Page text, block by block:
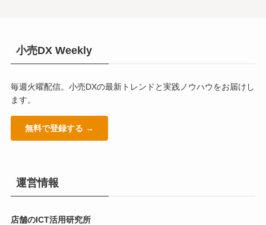
小売DX Weekly
毎週火曜配信。小売DXの最新トレンドと実践ノウハウをお届けし
ます。
無料で登録する →
運営情報
店舗のICT活用研究所